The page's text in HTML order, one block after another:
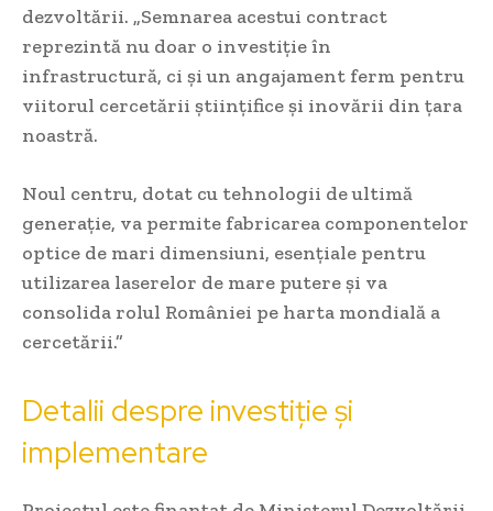
dezvoltării. „Semnarea acestui contract
reprezintă nu doar o investiție în
infrastructură, ci și un angajament ferm pentru
viitorul cercetării științifice și inovării din țara
noastră.
Noul centru, dotat cu tehnologii de ultimă
generație, va permite fabricarea componentelor
optice de mari dimensiuni, esențiale pentru
utilizarea laserelor de mare putere și va
consolida rolul României pe harta mondială a
cercetării.”
Detalii despre investiție și
implementare